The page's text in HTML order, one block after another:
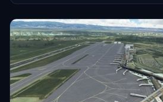
条；跑道长3600米，有机位76个。 2022年
同比减少39.9%；航班起降58216架次，同比
第32位、第27位、第41位。 [65-66]